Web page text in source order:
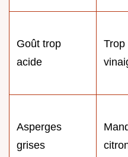
Goût trop
acide
Trop
Asperges
grises